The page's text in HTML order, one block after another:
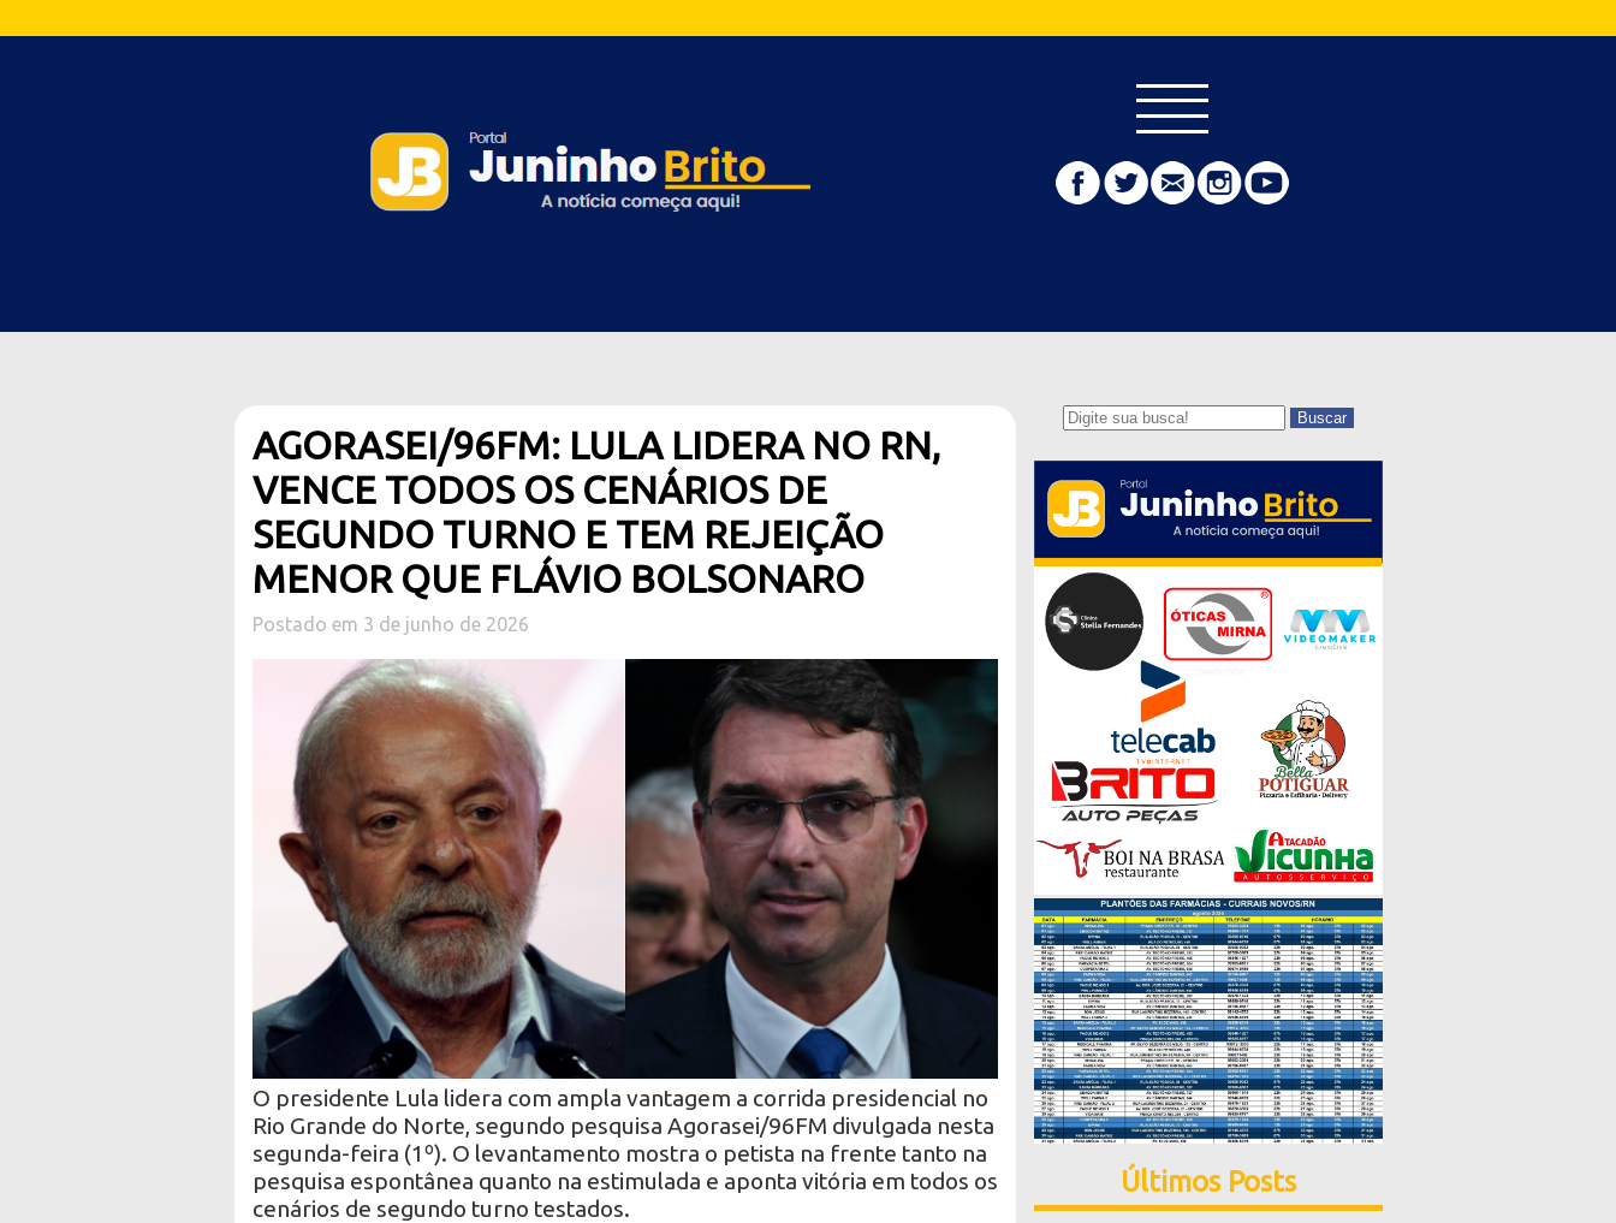
AGORASEI/96FM: LULA LIDERA NO RN,
VENCE TODOS OS CENÁRIOS DE
SEGUNDO TURNO E TEM REJEIÇÃO
MENOR QUE FLÁVIO BOLSONARO
Postado em 3 de junho de 2026
O presidente Lula lidera com ampla vantagem a corrida presidencial no
Rio Grande do Norte, segundo pesquisa Agorasei/96FM divulgada nesta
segunda-feira (1º). O levantamento mostra o petista na frente tanto na
pesquisa espontânea quanto na estimulada e aponta vitória em todos os
cenários de segundo turno testados.
Buscar
Últimos Posts